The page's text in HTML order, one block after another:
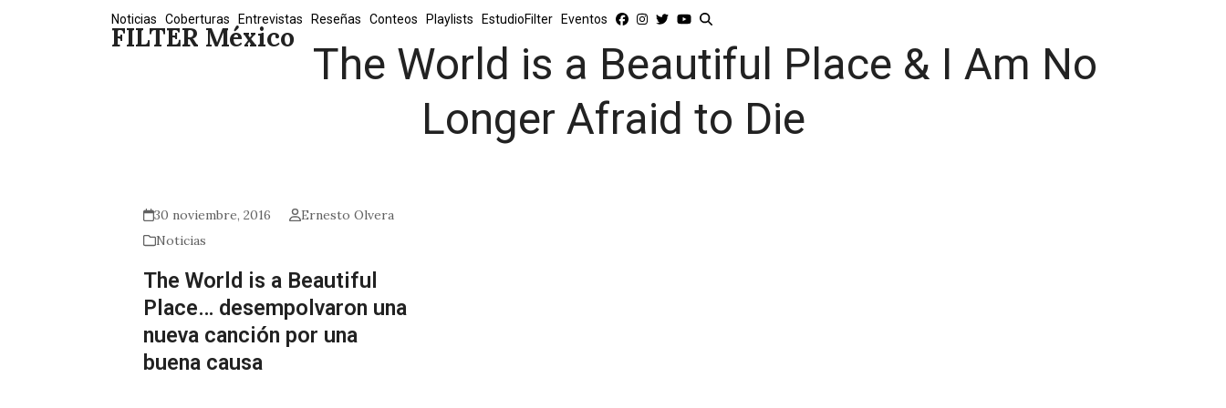
FILTER México
Noticias Coberturas Entrevistas Reseñas Conteos Playlists EstudioFilter Eventos
The World is a Beautiful Place & I Am No
Longer Afraid to Die
30 noviembre, 2016
Ernesto Olvera
Noticias
The World is a Beautiful
Place… desempolvaron una
nueva canción por una
buena causa